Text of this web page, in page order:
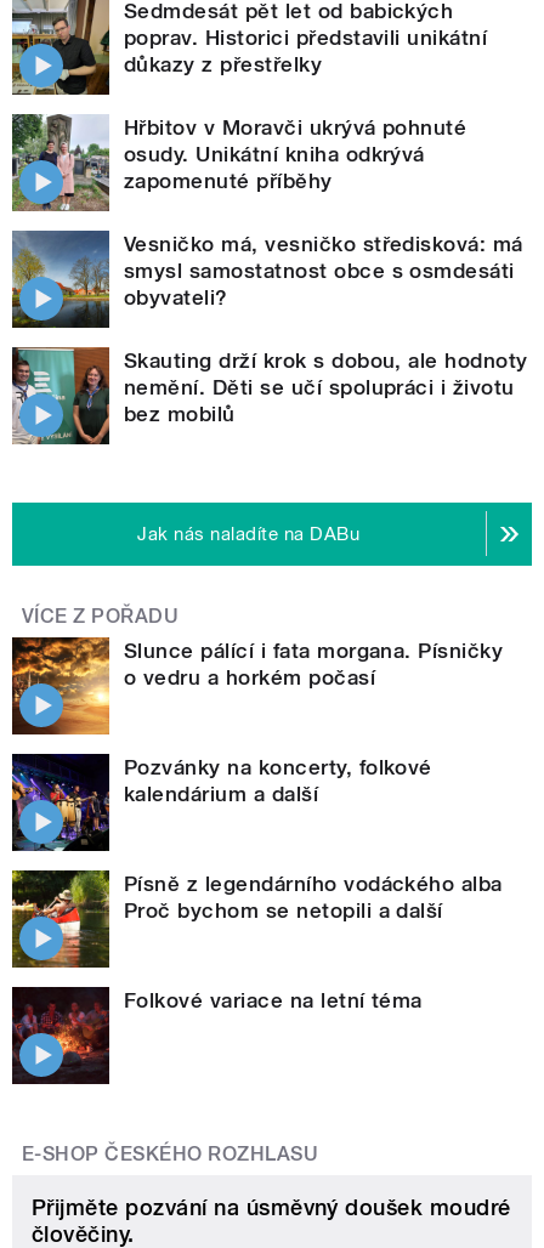
Sedmdesát pět let od babických
poprav. Historici představili unikátní
důkazy z přestřelky
Hřbitov v Moravči ukrývá pohnuté
osudy. Unikátní kniha odkrývá
zapomenuté příběhy
Vesničko má, vesničko středisková: má
smysl samostatnost obce s osmdesáti
obyvateli?
Skauting drží krok s dobou, ale hodnoty
nemění. Děti se učí spolupráci i životu
bez mobilů
Jak nás naladíte na DABu
VÍCE Z POŘADU
Slunce pálící i fata morgana. Písničky
o vedru a horkém počasí
Pozvánky na koncerty, folkové
kalendárium a další
Písně z legendárního vodáckého alba
Proč bychom se netopili a další
Folkové variace na letní téma
E-SHOP ČESKÉHO ROZHLASU
Přijměte pozvání na úsměvný doušek moudré
člověčiny.